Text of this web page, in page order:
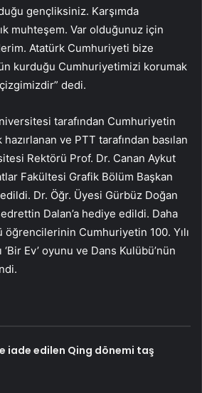
gençliksiniz. Karşımda
muhteşem. Var olduğunuz için
Atatürk Cumhuriyeti bize
kurduğu Cumhuriyetimizi korumak
dedi.
tarafından Cumhuriyetin
hazırlanan ve PTT tarafından basılan
Rektörü Prof. Dr. Canan Aykut
Fakültesi Grafik Bölüm Başkan
edildi. Dr. Öğr. Üyesi Gürbüz Doğan
Dalan’a hediye edildi. Daha
Cumhuriyetin 100. Yılı
‘Bir Ev’ oyunu ve Dans Kulübü’nün
iade edilen Qing dönemi taş